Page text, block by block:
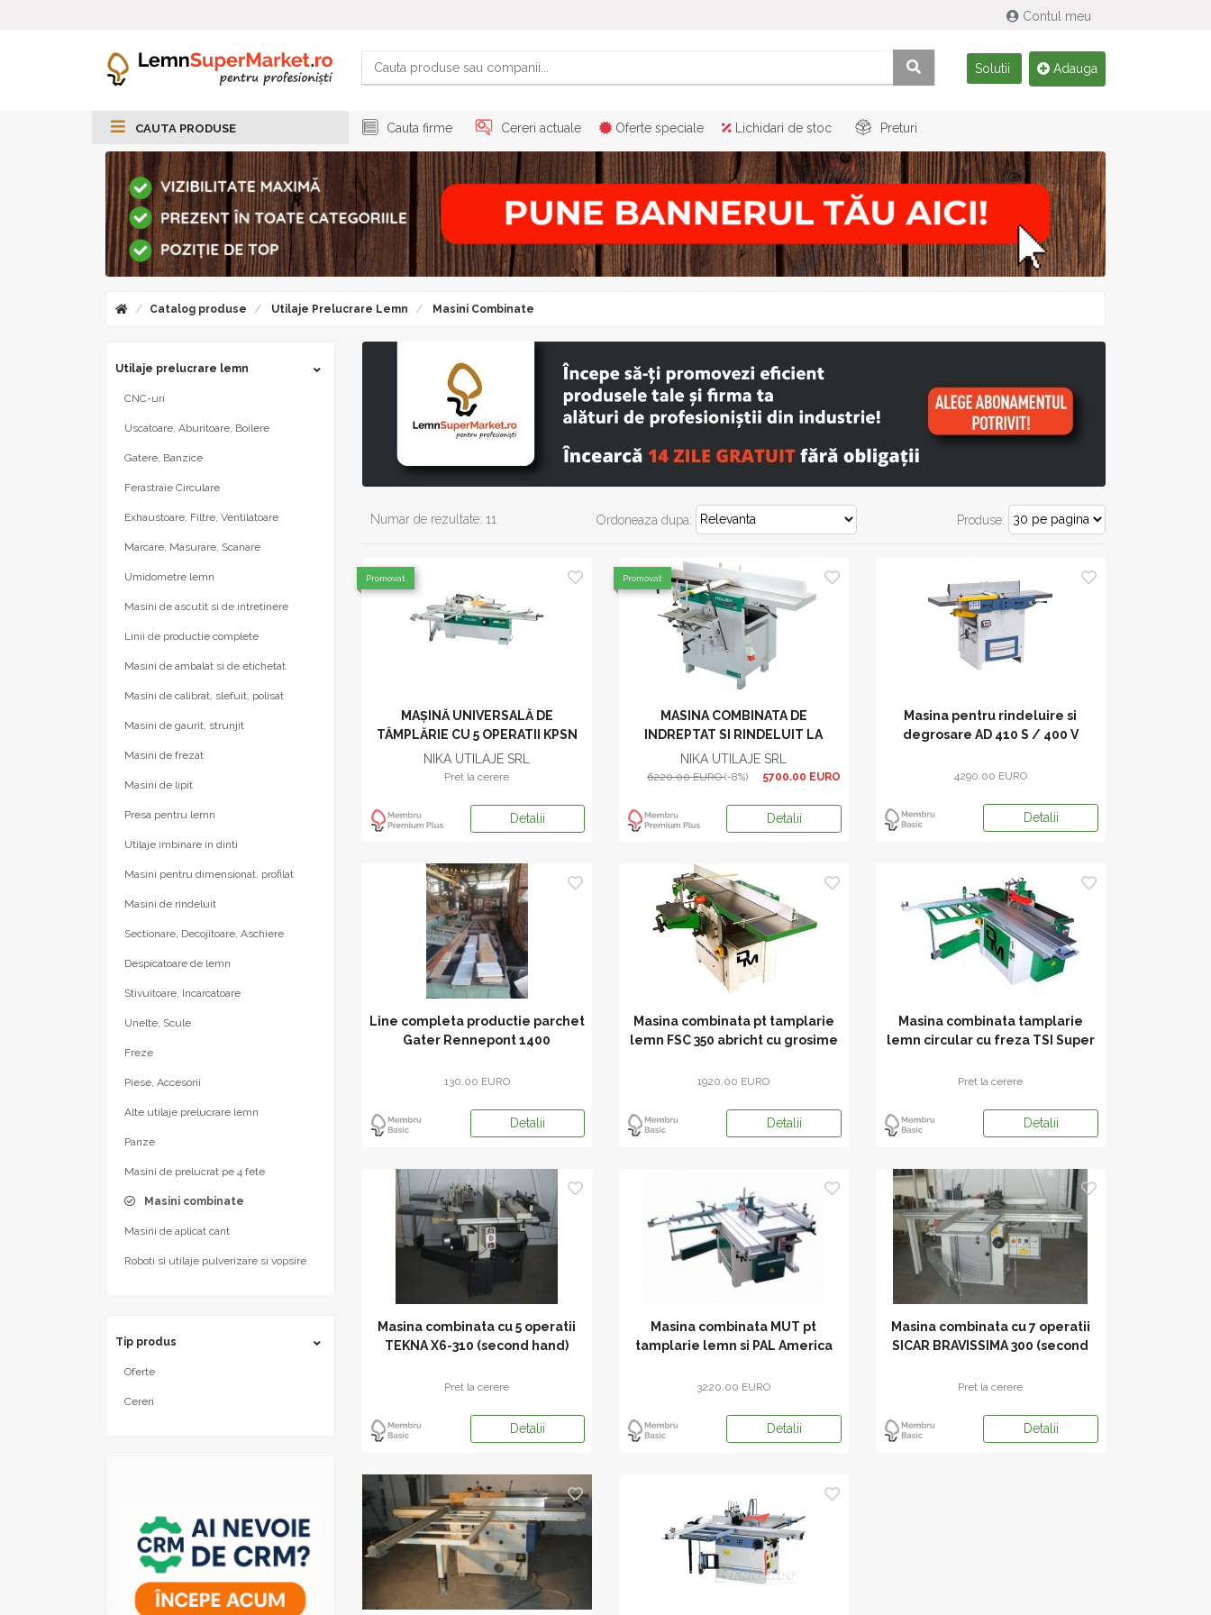
Contul meu
Solutii Adauga
CAUTA PRODUSE Cauta firme Cereri actuale Oferte speciale Lichidari de stoc Preturi
Catalog produse Utilaje Prelucrare Lemn Masini Combinate
Utilaje prelucrare lemn
CNC-uri
Uscatoare, Aburitoare, Boilere
Gatere, Banzice
Ferastraie Circulare
Exhaustoare, Filtre, Ventilatoare
Marcare, Masurare, Scanare
Umidometre lemn
Masini de ascutit si de intretinere
Linii de productie complete
Masini de ambalat si de etichetat
Masini de calibrat, slefuit, polisat
Masini de gaurit, strunjit
Masini de frezat
Masini de lipit
Presa pentru lemn
Utilaje imbinare in dinti
Masini pentru dimensionat, profilat
Masini de rindeluit
Sectionare, Decojitoare, Aschiere
Despicatoare de lemn
Stivuitoare, Incarcatoare
Unelte, Scule
Freze
Piese, Accesorii
Alte utilaje prelucrare lemn
Panze
Masini de prelucrat pe 4 fete
Masini combinate
Masini de aplicat cant
Roboti si utilaje pulverizare si vopsire
Tip produs
Oferte
Cereri
Numar de rezultate: 11 Ordoneaza dupa: Produse:
MAŞINĂ UNIVERSALĂ DE
TÂMPLĂRIE CU 5 OPERATII KPSN
300 A
NIKA UTILAJE SRL
Pret la cerere
Detalii
Promovat
MASINA COMBINATA DE
INDREPTAT SI RINDELUIT LA
GROSIME ROJEK MSP 415
NIKA UTILAJE SRL
6220.00 EURO(-8%) 5700.00 EURO
Detalii
Promovat
Masina pentru rindeluire si
degrosare AD 410 S / 400 V
4290.00 EURO
Detalii
Line completa productie parchet
Gater Rennepont 1400
130.00 EURO
Detalii
Masina combinata pt tamplarie
lemn FSC 350 abricht cu grosime
1920.00 EURO
Detalii
Masina combinata tamplarie
lemn circular cu freza TSI Super
Pret la cerere
Detalii
Masina combinata cu 5 operatii
TEKNA X6-310 (second hand)
Pret la cerere
Detalii
Masina combinata MUT pt
tamplarie lemn si PAL America
3220.00 EURO
Detalii
Masina combinata cu 7 operatii
SICAR BRAVISSIMA 300 (second
Pret la cerere
Detalii